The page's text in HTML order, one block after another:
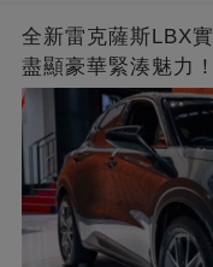
全新雷克薩斯LBX
盡顯豪華緊湊魅力！